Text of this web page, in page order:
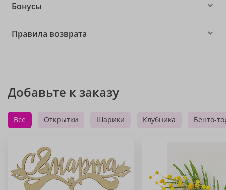
Бонусы
Правила возврата
Добавьте к заказу
Все Открытки Шарики Клубника Бенто-